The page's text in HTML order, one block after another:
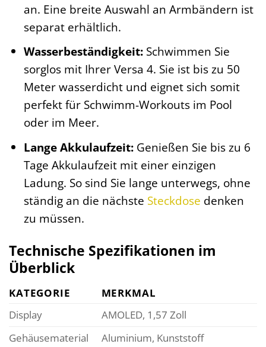
an. Eine breite Auswahl an Armbändern ist
separat erhältlich.
Wasserbeständigkeit:Schwimmen Sie
sorglos mit Ihrer Versa 4. Sie ist bis zu 50
Meter wasserdicht und eignet sich somit
perfekt für Schwimm-Workouts im Pool
oder im Meer.
Lange Akkulaufzeit:Genießen Sie bis zu 6
Tage Akkulaufzeit mit einer einzigen
Ladung. So sind Sie lange unterwegs, ohne
ständig an die nächste Steckdose denken
zu müssen.
Technische Spezifikationen im
Überblick
KATEGORIE
MERKMAL
Display
AMOLED, 1,57 Zoll
Gehäusematerial
Aluminium, Kunststoff